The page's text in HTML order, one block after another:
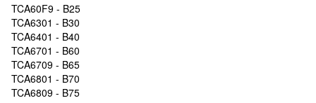
TCA60F9 - B25
TCA6301 - B30
TCA6401 - B40
TCA6701 - B60
TCA6709 - B65
TCA6801 - B70
TCA6809 - B75